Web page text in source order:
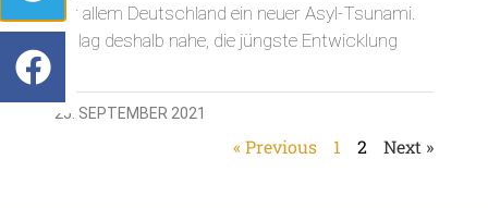
vor allem Deutschland ein neuer Asyl-Tsunami.
Es lag deshalb nahe, die jüngste Entwicklung
25. SEPTEMBER 2021
« Previous 1 2 Next »